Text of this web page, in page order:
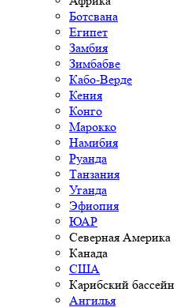
Ботсвана
Египет
Замбия
Зимбабве
Кабо-Верде
Кения
Конго
Марокко
Намибия
Руанда
Танзания
Уганда
Эфиопия
ЮАР
Северная Америка
Канада
США
Карибский бассейн
Ангилья